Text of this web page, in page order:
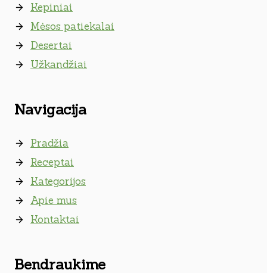
Kepiniai
Mėsos patiekalai
Desertai
Užkandžiai
Navigacija
Pradžia
Receptai
Kategorijos
Apie mus
Kontaktai
Bendraukime